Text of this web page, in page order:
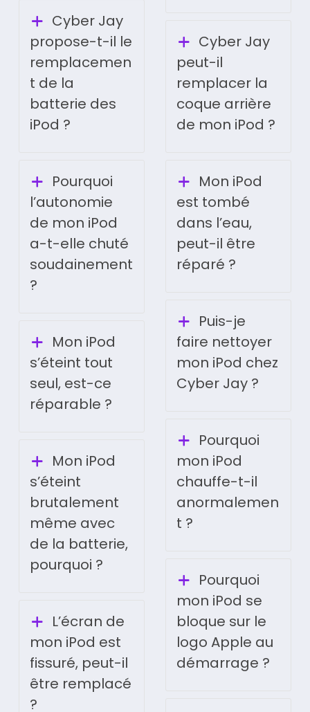
Cyber Jay
propose-t-il le
remplacemen
t de la
batterie des
iPod ?
Pourquoi
l’autonomie
de mon iPod
a-t-elle chuté
soudainement
?
Mon iPod
s’éteint tout
seul, est-ce
réparable ?
Mon iPod
s’éteint
brutalement
même avec
de la batterie,
pourquoi ?
L’écran de
mon iPod est
fissuré, peut-il
être remplacé
?
Cyber Jay
peut-il
remplacer la
coque arrière
de mon iPod ?
Mon iPod
est tombé
dans l’eau,
peut-il être
réparé ?
Puis-je
faire nettoyer
mon iPod chez
Cyber Jay ?
Pourquoi
mon iPod
chauffe-t-il
anormalemen
t ?
Pourquoi
mon iPod se
bloque sur le
logo Apple au
démarrage ?